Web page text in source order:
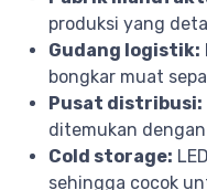
produksi yang
Gudang logistik:
bongkar muat
Pusat distribusi:
ditemukan
Cold storage:
sehingga cocok